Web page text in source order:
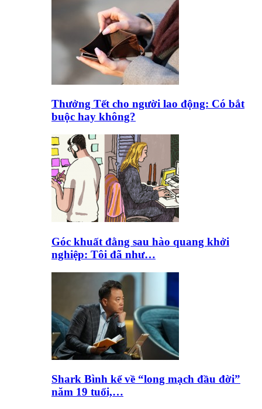
Thưởng Tết cho người lao động: Có bắt
buộc hay không?
Góc khuất đằng sau hào quang khởi
nghiệp: Tôi đã như…
Shark Bình kể về “long mạch đầu đời”
năm 19 tuổi,…